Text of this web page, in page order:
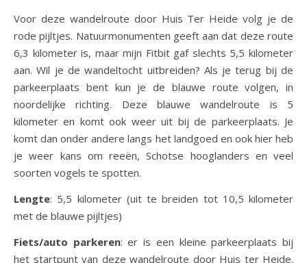
Voor deze wandelroute door Huis Ter Heide volg je de
rode pijltjes. Natuurmonumenten geeft aan dat deze route
6,3 kilometer is, maar mijn Fitbit gaf slechts 5,5 kilometer
aan. Wil je de wandeltocht uitbreiden? Als je terug bij de
parkeerplaats bent kun je de blauwe route volgen, in
noordelijke richting. Deze blauwe wandelroute is 5
kilometer en komt ook weer uit bij de parkeerplaats. Je
komt dan onder andere langs het landgoed en ook hier heb
je weer kans om reeën, Schotse hooglanders en veel
soorten vogels te spotten.
Lengte: 5,5 kilometer (uit te breiden tot 10,5 kilometer
met de blauwe pijltjes)
Fiets/auto parkeren: er is een kleine parkeerplaats bij
het startpunt van deze wandelroute door Huis ter Heide.